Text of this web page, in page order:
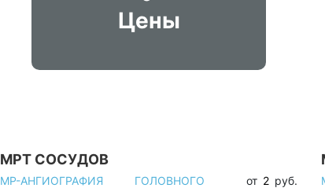
Цены
МРТ СОСУДОВ
МР-АНГИОГРАФИЯ ГОЛОВНОГО
от 2 руб.